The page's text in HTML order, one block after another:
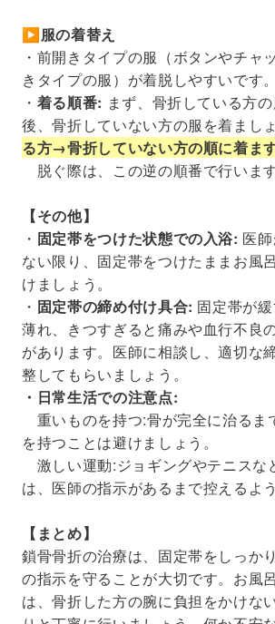
▶服の着替え
・前開きタイプの服（ボタンやチャ
きタイプの服）が着脱しやすいです。
・ 着る順番: まず、骨折している方
後、骨折していない方の服を着まし
る方→骨折していない方の順に着ます
脱ぐ際は、この逆の順番で行います
【その他】
・ 固定帯をつけた状態での入浴: 医
ない限り、固定帯をつけたままお風
けましょう。
・ 固定帯の締め付け具合: 固定帯が
薄れ、きつすぎると痛みや血行不良
があります。医師に相談し、適切な
整してもらいましょう。
・日常生活での注意点:
重いものを持つ:骨が完全に治るま
を持つことは避けましょう。
激しい運動:ジョギングやテニスな
は、医師の指示があるまで控えるよ
【まとめ】
鎖骨骨折の治療は、固定帯をしっか
の指示を守ることが大切です。お風
は、骨折した方の腕に負担をかけな